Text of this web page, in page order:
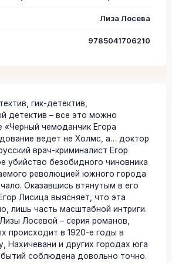
Лиза Лосева
9785041706210
гик-детектив,
детектив – все это можно
«Черный чемоданчик Егора
ведет не Холмс, а… доктор
врач-криминалист Егор
убийство безобидного чиновника
революцией южного города
Оказавшись втянутым в его
Лисица выясняет, что эта
лишь часть масштабной интриги.
Лосевой – серия романов,
происходит в 1920-е годы в
Нахичевани и других городах юга
соблюдена довольно точно.